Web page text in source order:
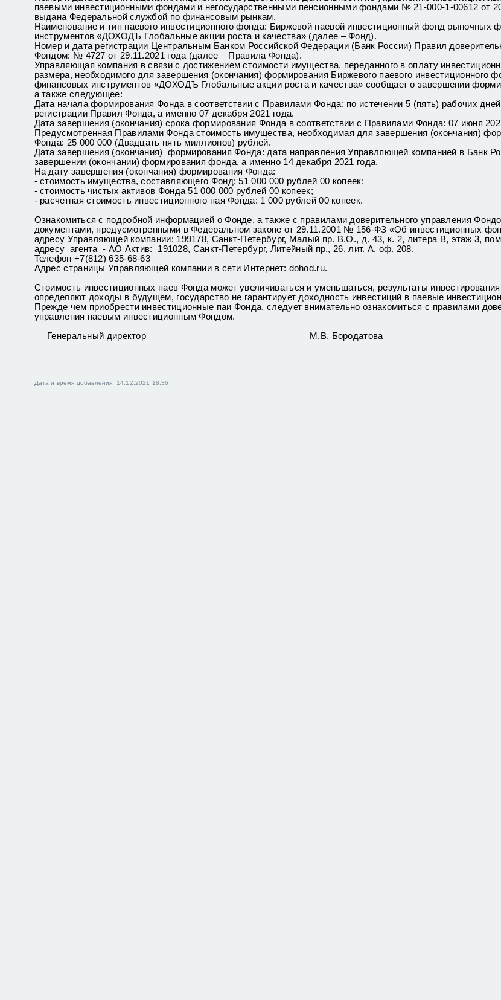
паевыми инвестиционными фондами и негосударственными пенсионными фондами № 21-000-1-00612 от 20
выдана Федеральной службой по финансовым рынкам.
Наименование и тип паевого инвестиционного фонда: Биржевой паевой инвестиционный фонд рыночных
инструментов «ДОХОДЪ Глобальные акции роста и качества» (далее – Фонд).
Номер и дата регистрации Центральным Банком Российской Федерации (Банк России) Правил
Фондом: № 4727 от 29.11.2021 года (далее – Правила Фонда).
Управляющая компания в связи с достижением стоимости имущества, переданного в оплату
размера, необходимого для завершения (окончания) формирования Биржевого паевого инвестиционного
финансовых инструментов «ДОХОДЪ Глобальные акции роста и качества» сообщает о завершении
а также следующее:
Дата начала формирования Фонда в соответствии с Правилами Фонда: по истечении 5 (пять) рабочих
регистрации Правил Фонда, а именно 07 декабря 2021 года.
Дата завершения (окончания) срока формирования Фонда в соответствии с Правилами Фонда: 07 июня
Предусмотренная Правилами Фонда стоимость имущества, необходимая для завершения (окончания)
Фонда: 25 000 000 (Двадцать пять миллионов) рублей.
Дата завершения (окончания) формирования Фонда: дата направления Управляющей компанией в Банк
завершении (окончании) формирования фонда, а именно 14 декабря 2021 года.
На дату завершения (окончания) формирования Фонда:
- стоимость имущества, составляющего Фонд: 51 000 000 рублей 00 копеек;
- стоимость чистых активов Фонда 51 000 000 рублей 00 копеек;
- расчетная стоимость инвестиционного пая Фонда: 1 000 рублей 00 копеек.
Ознакомиться с подробной информацией о Фонде, а также с правилами доверительного управления
документами, предусмотренными в Федеральном законе от 29.11.2001 № 156-ФЗ «Об инвестиционных
адресу Управляющей компании: 199178, Санкт-Петербург, Малый пр. В.О., д. 43, к. 2, литера В, этаж 3,
адресу агента - АО Актив: 191028, Санкт-Петербург, Литейный пр., 26, лит. А, оф. 208.
Телефон +7(812) 635-68-63
Адрес страницы Управляющей компании в сети Интернет: dohod.ru.
Стоимость инвестиционных паев Фонда может увеличиваться и уменьшаться, результаты
определяют доходы в будущем, государство не гарантирует доходность инвестиций в паевые
Прежде чем приобрести инвестиционные паи Фонда, следует внимательно ознакомиться с правилами
управления паевым инвестиционным Фондом.
Генеральный директор М.В. Бородатова
Дата и время добавления: 14.12.2021 18:36